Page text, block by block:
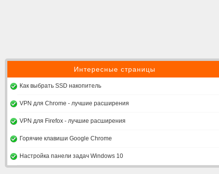
Интересные страницы
Как выбрать SSD накопитель
VPN для Chrome - лучшие расширения
VPN для Firefox - лучшие расширения
Горячие клавиши Google Chrome
Настройка панели задач Windows 10